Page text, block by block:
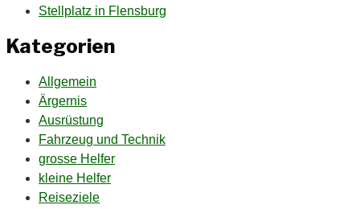
Stellplatz in Flensburg
Kategorien
Allgemein
Ärgernis
Ausrüstung
Fahrzeug und Technik
grosse Helfer
kleine Helfer
Reiseziele